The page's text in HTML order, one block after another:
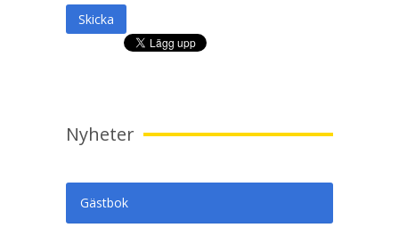
Skicka
Nyheter
Gästbok